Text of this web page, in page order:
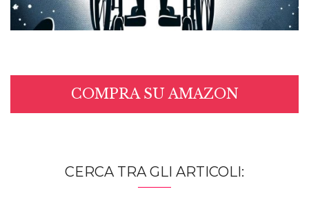
COMPRA SU AMAZON
CERCA TRA GLI ARTICOLI: